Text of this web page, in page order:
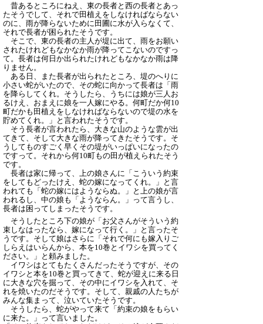
昔あるところにねえ、東の長者と西の長者とあっ
たそうでして、それで田植えをしなければならない
のに、雨が降らないために田圃に水が入らなくて、
それで長者が困られたそうです。
そこで、東の長者の主人が堤に出て、雨をお願い
されたけれどもなかなか雨が降ってこないのですっ
て。長者は何日か出られたけれどもなかなか雨は降
りません。
ある日、また長者が出られたところ、堤のへりに
小さい蛇がいたので、その蛇に向かって長者は「雨
を降らしてくれ。そうしたら、うちには娘が三人お
るけえ、おまえに娘を一人嫁にやる。何町だか何10
町だかも田植えをしなければならないので堤の水を
貯めてくれ。」と言われたそうです。
そう長者が言われたら、大きな山のような雲が出
てきて、そして大きな雨が降ってきたそうです。そ
うしてものすごく早くその堤がいっぱいになったの
ですって。それから何10町もの田が植えられたそう
です。
長者は家に帰って、上の娘さんに「こういう約束
をしてもどったけえ、蛇の嫁になってくれ。」と言
われても「蛇の嫁にはようならぬ。」と上の娘が言
われるし、中の娘も「ようならん。」って言うし、
長者は困ってしまったそうです。
そうしたところ下の娘が「お父さんがそういう約
束しなはったなら、嫁になって行く。」と言ったそ
うです。そして娘はさらに「それで何にも嫁入りご
しらえはいらんから、本を10巻とイワシを買ってく
ださい。」と頼みました。
イワシはとてもたくさんだったそうですが、その
イワシと本を10巻と買ってきて、蛇が迎えに来る日
に大きな穴を掘って、その中にイワシを入れて、そ
れを焼いたのだそうです。そして、親戚の人たちが
みんな集まって、泣いていたそうです。
そうしたら、蛇がやって来て「約束の娘をもらい
に来た。」って言いました。